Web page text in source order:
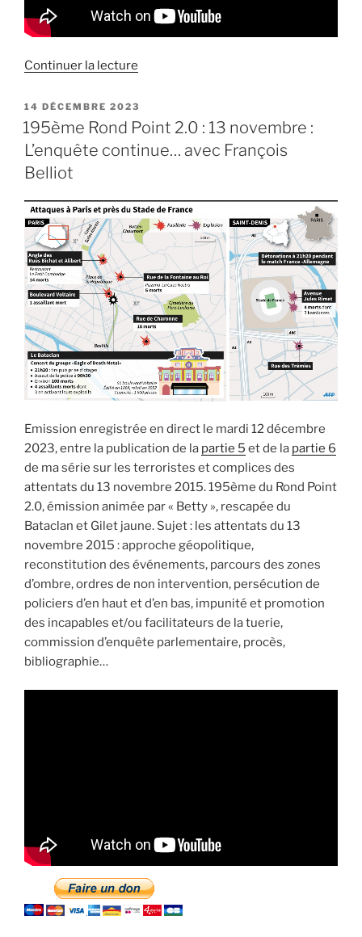
Continuer la lecture
sur
« Halterophilo »
à
propos
massacre
de
Charlie
Hebdo »
PUBLIÉ
LE
14 DÉCEMBRE 2023
195ème Rond Point 2.0 : 13 novembre :
L’enquête continue… avec François
Belliot
Emission enregistrée en direct le mardi 12 décembre
2023, entre la publication de la partie 5 et de la partie 6
de ma série sur les terroristes et complices des
attentats du 13 novembre 2015. 195ème du Rond Point
2.0, émission animée par « Betty », rescapée du
Bataclan et Gilet jaune. Sujet : les attentats du 13
novembre 2015 : approche géopolitique,
reconstitution des événements, parcours des zones
d’ombre, ordres de non intervention, persécution de
policiers d’en haut et d’en bas, impunité et promotion
des incapables et/ou facilitateurs de la tuerie,
commission d’enquête parlementaire, procès,
bibliographie…